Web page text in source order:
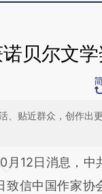
贝尔文学
、贴近群众，创作出
头增加这段话：
财新
12日消息，中
致信中国作家协